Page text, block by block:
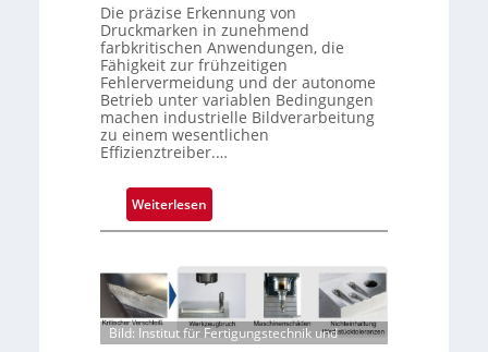
Die präzise Erkennung von
Druckmarken in zunehmend
farbkritischen Anwendungen, die
Fähigkeit zur frühzeitigen
Fehlervermeidung und der autonome
Betrieb unter variablen Bedingungen
machen industrielle Bildverarbeitung
zu einem wesentlichen
Effizienztreiber.…
Weiterlesen:
Z
v
r
l
Bild: Institut für Fertigungstechnik und